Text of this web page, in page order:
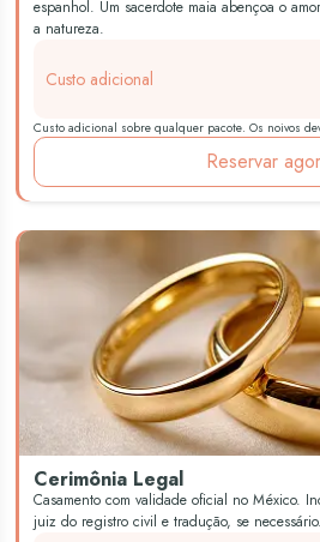
espanhol. Um sacerdote maia abençoa o
a natureza.
Custo adicional
Custo adicional sobre qualquer pacote. Os noivos
Reservar
Cerimônia Legal
Casamento com validade oficial no México.
juiz do registro civil e tradução, se necessário.